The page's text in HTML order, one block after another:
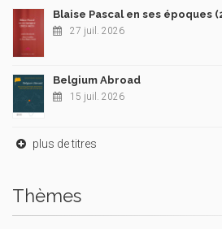
Blaise Pascal en ses époques
27 juil. 2026
Belgium Abroad
15 juil. 2026
plus de titres
Thèmes